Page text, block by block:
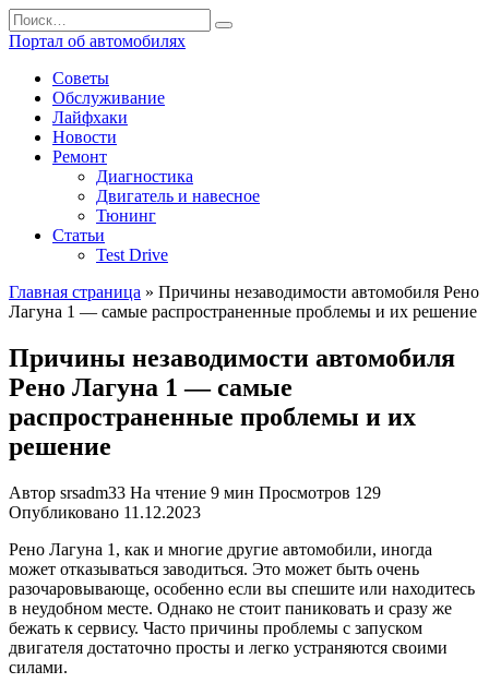
Перейти
к
содержанию
Search
for:
Портал об автомобилях
Советы
Обслуживание
Лайфхаки
Новости
Ремонт
Диагностика
Двигатель и навесное
Тюнинг
Статьи
Test Drive
Главная страница » Причины незаводимости автомобиля Рено
Лагуна 1 — самые распространенные проблемы и их решение
Причины незаводимости автомобиля
Рено Лагуна 1 — самые
распространенные проблемы и их
решение
Автор srsadm33 На чтение 9 мин Просмотров 129
Опубликовано 11.12.2023
Рено Лагуна 1, как и многие другие автомобили, иногда
может отказываться заводиться. Это может быть очень
разочаровывающе, особенно если вы спешите или находитесь
в неудобном месте. Однако не стоит паниковать и сразу же
бежать к сервису. Часто причины проблемы с запуском
двигателя достаточно просты и легко устраняются своими
силами.